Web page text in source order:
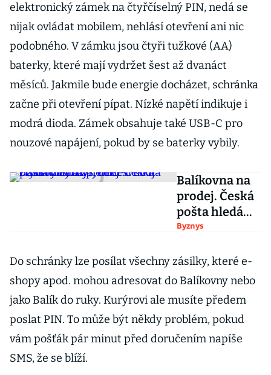
elektronický zámek na čtyřčíselný PIN, nedá se
nijak ovládat mobilem, nehlásí otevření ani nic
podobného. V zámku jsou čtyři tužkové (AA)
baterky, které mají vydržet šest až dvanáct
měsíců. Jakmile bude energie docházet, schránka
začne při otevření pípat. Nízké napětí indikuje i
modrá dioda. Zámek obsahuje také USB-C pro
nouzové napájení, pokud by se baterky vybily.
Balíkovna na
prodej. Česká
pošta hledá
zájemce o svůj
byznys, cení si
ho na čtyři
miliardy
Byznys
Do schránky lze posílat všechny zásilky, které e-
shopy apod. mohou adresovat do Balíkovny nebo
jako Balík do ruky. Kurýrovi ale musíte předem
poslat PIN. To může být někdy problém, pokud
vám pošťák pár minut před doručením napíše
SMS, že se blíží.